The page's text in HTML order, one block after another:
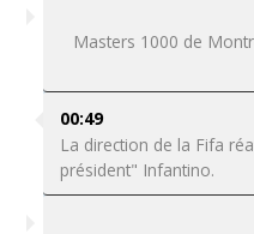
Masters 1000 de
00:49
La direction de la Fifa
président" Infantino.